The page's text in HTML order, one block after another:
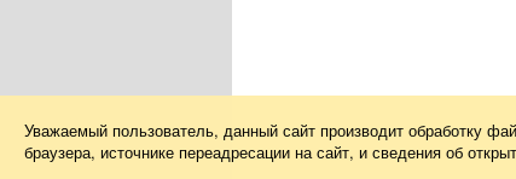
Уважаемый пользователь, данный сайт производит обработку
браузера, источнике переадресации на сайт, и сведения об